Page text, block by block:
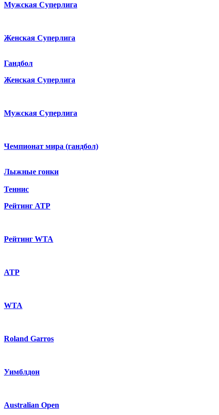
Мужская Суперлига
Женская Суперлига
Гандбол
Женская Суперлига
Мужская Суперлига
Чемпионат мира (гандбол)
Лыжные гонки
Теннис
Рейтинг ATP
Рейтинг WTA
ATP
WTA
Roland Garros
Уимблдон
Australian Open